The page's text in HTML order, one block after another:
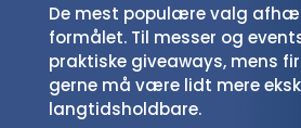
De mest populære valg
formålet. Til messer og
praktiske giveaways, mens
gerne må være lidt mere
langtidsholdbare.